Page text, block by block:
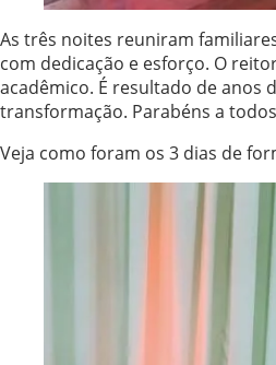
As três noites reuniram
com dedicação e esforço. O
acadêmico. É resultado de anos
transformação. Parabéns a
Veja como foram os 3 dias de